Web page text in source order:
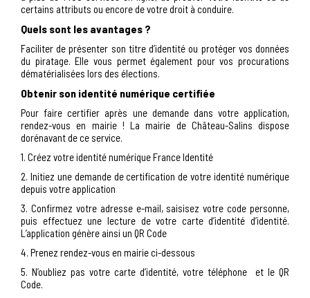
certains attributs ou encore de votre droit à conduire.
Quels sont les avantages ?
Faciliter de présenter son titre d’identité ou protéger vos données
du piratage. Elle vous permet également pour vos procurations
dématérialisées lors des élections.
Obtenir son identité numérique certifiée
Pour faire certifier après une demande dans votre application,
rendez-vous en mairie ! La mairie de Château-Salins dispose
dorénavant de ce service.
1. Créez votre identité numérique France Identité
2. Initiez une demande de certification de votre identité numérique
depuis votre application
3. Confirmez votre adresse e-mail, saisisez votre code personne,
puis effectuez une lecture de votre carte d’identité d’identité.
L’application génère ainsi un QR Code
4. Prenez rendez-vous en mairie ci-dessous
5. N’oubliez pas votre carte d’identité, votre téléphone et le QR
Code.